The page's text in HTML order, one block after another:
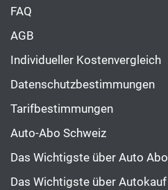
FAQ
AGB
Individueller Kostenvergleich
Datenschutzbestimmungen
Tarifbestimmungen
Auto-Abo Schweiz
Das Wichtigste über Auto Abo
Das Wichtigste über Autokauf